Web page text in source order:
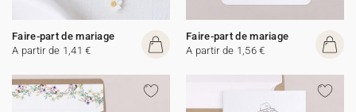
Faire-part de mariage
A partir de 1,41 €
Faire-part de mariage
A partir de 1,56 €